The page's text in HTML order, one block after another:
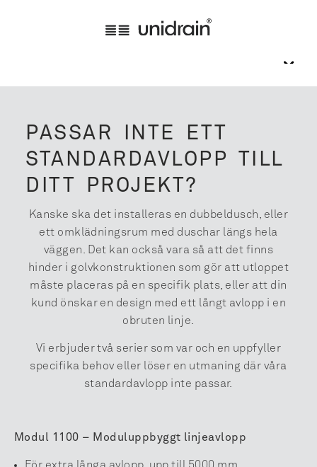
PASSAR INTE ETT
STANDARDAVLOPP TILL
DITT PROJEKT?
Kanske ska det installeras en dubbel­dusch, eller
ett omklädningsrum med duschar längs hela
väggen. Det kan också vara så att det finns
hinder i golvkonstruktionen som gör att utloppet
måste placeras på en specifik plats, eller att din
kund önskar en design med ett långt avlopp i en
obruten linje.
Vi erbjuder två serier som var och en uppfyller
specifika behov eller löser en utmaning där våra
standardavlopp inte passar.
Modul 1100 – Moduluppbyggt linjeavlopp